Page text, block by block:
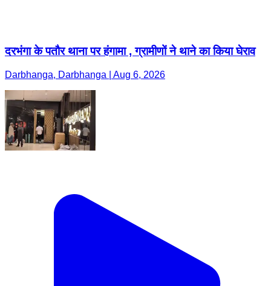
दरभंगा के पतौर थाना पर हंगामा , ग्रामीणों ने थाने का किया घेराव
Darbhanga, Darbhanga | Aug 6, 2026